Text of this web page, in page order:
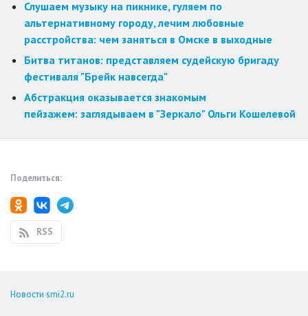
Слушаем музыку на пикнике, гуляем по
альтернативному городу, лечим любовные
расстройства: чем заняться в Омске в выходные
Битва титанов: представляем судейскую бригаду
фестиваля "Брейк навсегда"
Абстракция оказывается знакомым
пейзажем: заглядываем в "Зеркало" Ольги Кошелевой
Поделиться:
RSS
Новости smi2.ru